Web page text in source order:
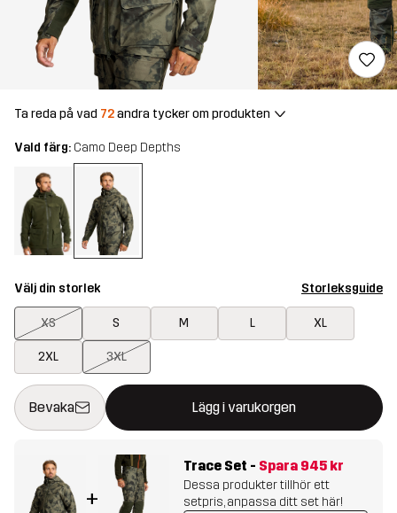
Ta reda på vad 72andra tycker om produkten
Vald färg: Camo Deep Depths
Välj din storlek Storleksguide
XS S M L XL
2XL 3XL
Bevaka Lägg i varukorgen
Denna knapp kommer att öppna en modal som bekräftar en ny
{{size}} inte tillgänglig
+
Trace Set - Spara 945 kr
Dessa produkter tillhör ett
setpris, anpassa ditt set här!